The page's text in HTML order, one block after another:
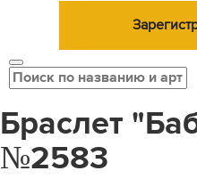
Браслет
№2583